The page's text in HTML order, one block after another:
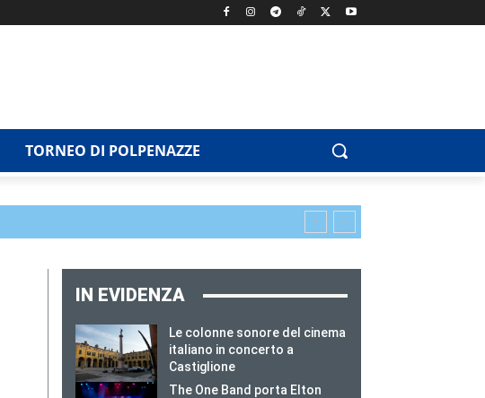
TORNEO DI POLPENAZZE
IN EVIDENZA
Le colonne sonore del cinema
italiano in concerto a
Castiglione
The One Band porta Elton